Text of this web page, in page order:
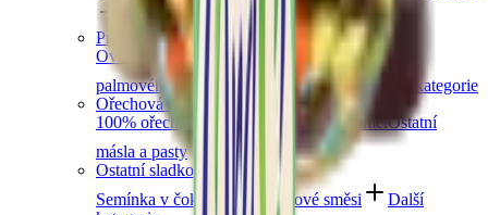
Další kategorie
Prémiové čokolády
Ovocná čokoláda
Slaný karamel
Čokolády bez
palmového oleje
Čokolády bez cukru
Další kategorie
Ořechová másla
100% ořechová
S čokoládou Slaný karamelOstatní
másla a pasty
Další kategorie
Ostatní sladkosti
Semínka v čokoládě Čokoládové směsi
Další